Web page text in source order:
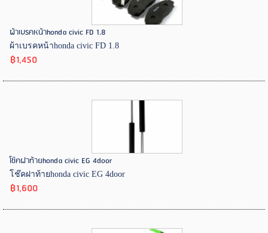
ผ้าเบรคหน้าhonda civic FD 1.8
ผ้าเบรคหน้าhonda civic FD 1.8
฿1,450
โช๊คฝาท้ายhonda civic EG 4door
โช๊คฝาท้ายhonda civic EG 4door
฿1,600